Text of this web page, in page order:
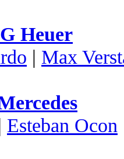
Heuer
| Max
Esteban Ocon